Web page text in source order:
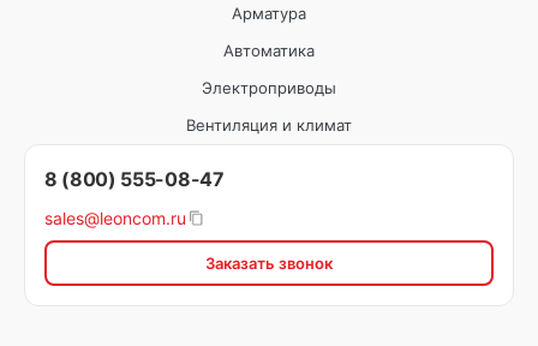
Арматура
Автоматика
Электроприводы
Вентиляция и климат
8 (800) 555-08-47
sales@leoncom.ru
Заказать звонок